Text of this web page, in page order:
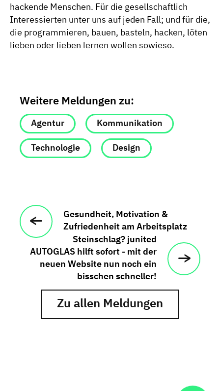
hackende Menschen. Für die gesellschaftlich
Interessierten unter uns auf jeden Fall; und für die,
die programmieren, bauen, basteln, hacken, löten
lieben oder lieben lernen wollen sowieso.
Weitere Meldungen zu:
Agentur Kommunikation
Technologie Design
Gesundheit, Motivation &
Zufriedenheit am Arbeitsplatz
Zu allen Meldungen
Steinschlag? junited
AUTOGLAS hilft sofort - mit der
neuen Website nun noch ein
bisschen schneller!